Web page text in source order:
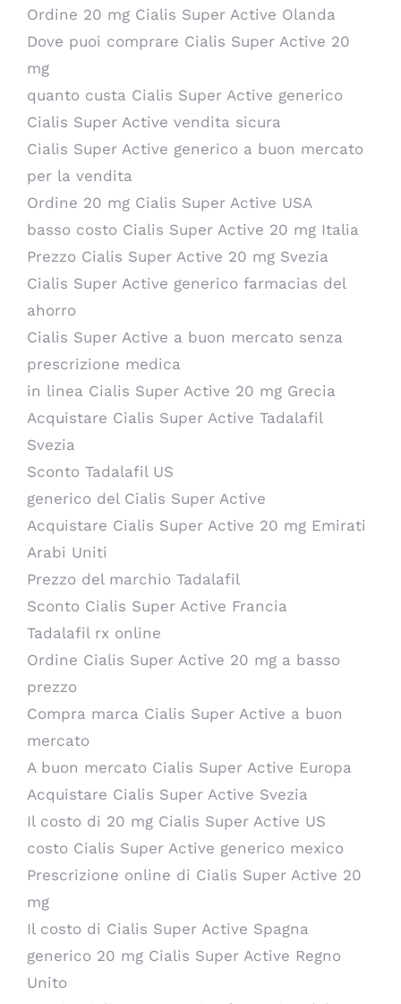
Ordine 20 mg Cialis Super Active Olanda
Dove puoi comprare Cialis Super Active 20
mg
quanto custa Cialis Super Active generico
Cialis Super Active vendita sicura
Cialis Super Active generico a buon mercato
per la vendita
Ordine 20 mg Cialis Super Active USA
basso costo Cialis Super Active 20 mg Italia
Prezzo Cialis Super Active 20 mg Svezia
Cialis Super Active generico farmacias del
ahorro
Cialis Super Active a buon mercato senza
prescrizione medica
in linea Cialis Super Active 20 mg Grecia
Acquistare Cialis Super Active Tadalafil
Svezia
Sconto Tadalafil US
generico del Cialis Super Active
Acquistare Cialis Super Active 20 mg Emirati
Arabi Uniti
Prezzo del marchio Tadalafil
Sconto Cialis Super Active Francia
Tadalafil rx online
Ordine Cialis Super Active 20 mg a basso
prezzo
Compra marca Cialis Super Active a buon
mercato
A buon mercato Cialis Super Active Europa
Acquistare Cialis Super Active Svezia
Il costo di 20 mg Cialis Super Active US
costo Cialis Super Active generico mexico
Prescrizione online di Cialis Super Active 20
mg
Il costo di Cialis Super Active Spagna
generico 20 mg Cialis Super Active Regno
Unito